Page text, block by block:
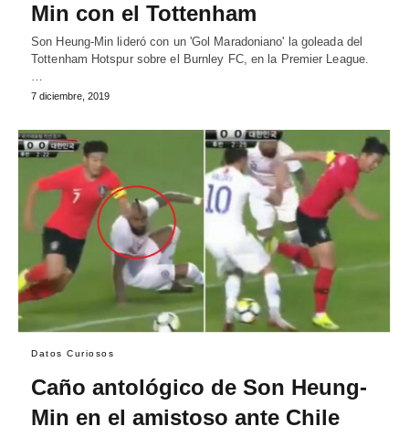
Min con el Tottenham
Son Heung-Min lideró con un 'Gol Maradoniano' la goleada del
Tottenham Hotspur sobre el Burnley FC, en la Premier League.
…
7 diciembre, 2019
Datos Curiosos
Caño antológico de Son Heung-
Min en el amistoso ante Chile